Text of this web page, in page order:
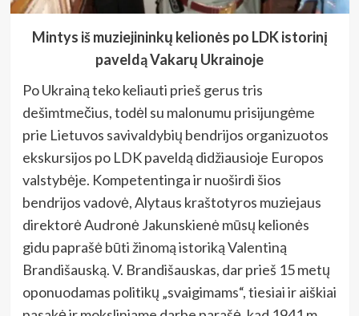
Mintys iš muziejininkų kelionės po LDK istorinį
paveldą Vakarų Ukrainoje
Po Ukrainą teko keliauti prieš gerus tris
dešimtmečius, todėl su malonumu prisijungėme
prie Lietuvos savivaldybių bendrijos organizuotos
ekskursijos po LDK paveldą didžiausioje Europos
valstybėje. Kompetentinga ir nuoširdi šios
bendrijos vadovė, Alytaus kraštotyros muziejaus
direktorė Audronė Jakunskienė mūsų kelionės
gidu paprašė būti žinomą istoriką Valentiną
Brandišauską.V. Brandišauskas, dar prieš 15 metų
oponuodamas politikų „svaigimams“, tiesiai ir aiškiai